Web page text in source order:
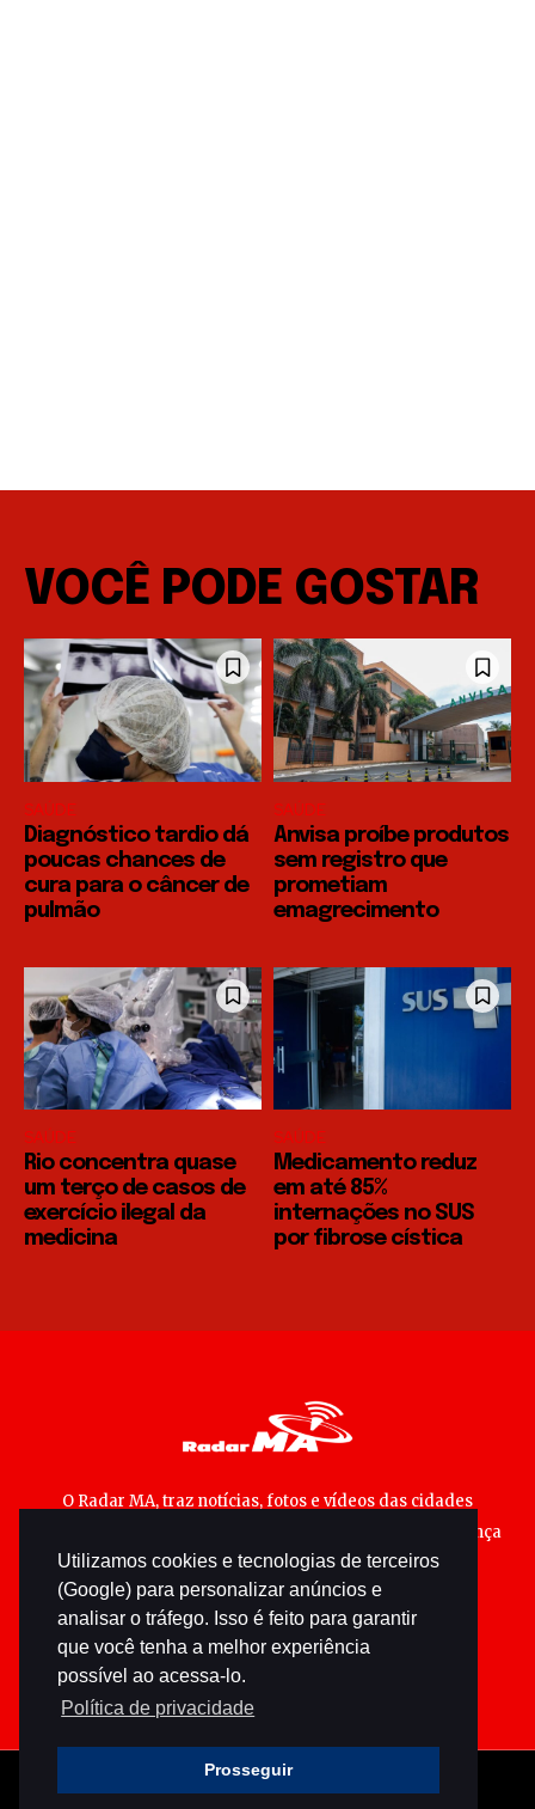
Utilizamos cookies e tecnologias de terceiros
(Google) para personalizar anúncios e
analisar o tráfego. Isso é feito para garantir
que você tenha a melhor experiência
possível ao acessa-lo.
Política de privacidade
Prosseguir
VOCÊ PODE GOSTAR
SAÚDE
Diagnóstico tardio dá
poucas chances de
cura para o câncer de
pulmão
SAÚDE
Anvisa proíbe produtos
sem registro que
prometiam
emagrecimento
SAÚDE
Rio concentra quase
um terço de casos de
exercício ilegal da
medicina
SAÚDE
Medicamento reduz
em até 85%
internações no SUS
por fibrose cística
O Radar MA, traz notícias, fotos e vídeos das cidades
maranhenses; matérias especiais sobre política, segurança
pública e cultura popular.